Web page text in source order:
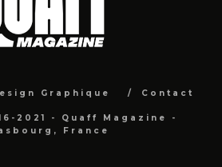
Graphique Contact
2021 - Quaff Magazine -
France